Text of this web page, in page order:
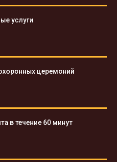
услуги
церемоний
в течение 60 минут